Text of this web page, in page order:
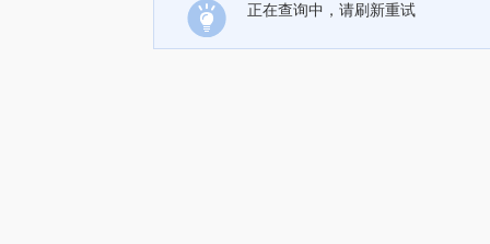
正在查询中，请刷新重试